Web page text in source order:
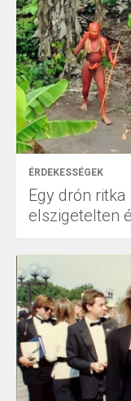
ÉRDEKESSÉGEK
Egy drón
elszigetelten